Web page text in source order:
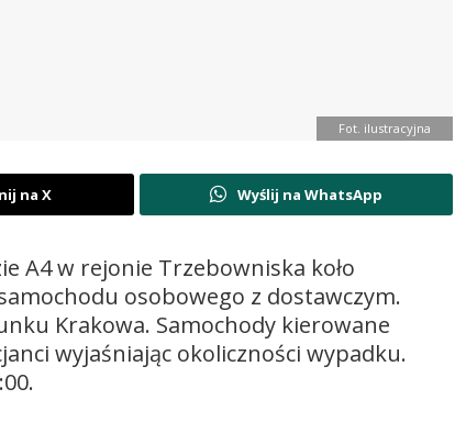
Fot. ilustracyjna
na X Wyślij na WhatsApp
A4 w rejonie Trzebowniska koło
osobowego z dostawczym.
Krakowa. Samochody kierowane
wyjaśniając okoliczności wypadku.